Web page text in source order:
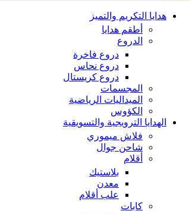
هدايا التكريم والتميز
أطقم هدايا
الدروع
دروع فاخرة
دروع نحاس
دروع كريستال
المجسمات
الميداليات الرياضية
الكؤوس
الهدايا الترويجية والتسويقية
فلاش ميموري
شاحن جوال
أقلام
بلاستيك
معدن
علب أقلام
كابات